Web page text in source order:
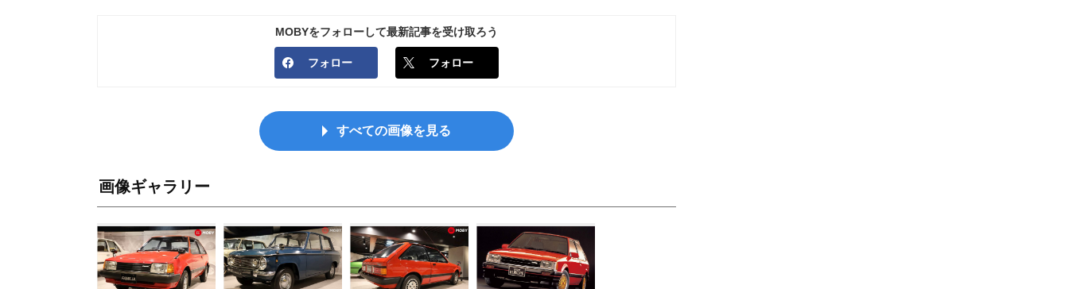
MOBYをフォローして最新記事を受け取ろう
フォロー フォロー
すべての画像を見る
画像ギャラリー